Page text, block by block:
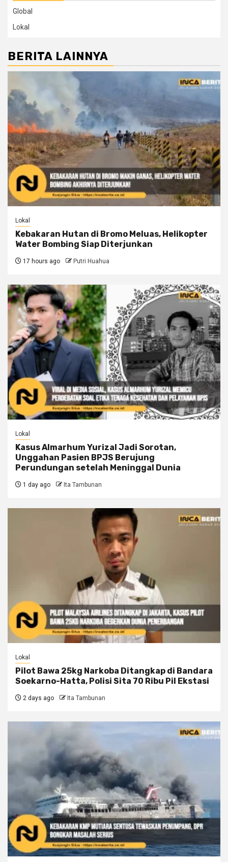
Global
Lokal
BERITA LAINNYA
Lokal
Kebakaran Hutan di Bromo Meluas, Helikopter
Water Bombing Siap Diterjunkan
17 hours ago Putri Huahua
Lokal
Kasus Almarhum Yurizal Jadi Sorotan,
Unggahan Pasien BPJS Berujung
Perundungan setelah Meninggal Dunia
1 day ago Ita Tambunan
Lokal
Pilot Bawa 25kg Narkoba Ditangkap di Bandara
Soekarno-Hatta, Polisi Sita 70 Ribu Pil Ekstasi
2 days ago Ita Tambunan